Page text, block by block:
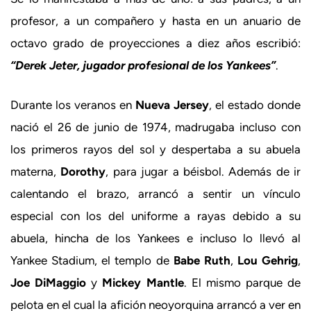
profesor, a un compañero y hasta en un anuario de
octavo grado de proyecciones a diez años escribió:
“Derek Jeter, jugador profesional de los Yankees”.
Durante los veranos en Nueva Jersey, el estado donde
nació el 26 de junio de 1974, madrugaba incluso con
los primeros rayos del sol y despertaba a su abuela
materna, Dorothy, para jugar a béisbol. Además de ir
calentando el brazo, arrancó a sentir un vínculo
especial con los del uniforme a rayas debido a su
abuela, hincha de los Yankees e incluso lo llevó al
Yankee Stadium, el templo de Babe Ruth, Lou Gehrig,
Joe DiMaggio y Mickey Mantle. El mismo parque de
pelota en el cual la afición neoyorquina arrancó a ver en